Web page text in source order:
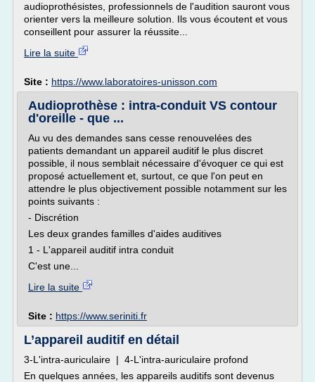
audioprothésistes, professionnels de l'audition sauront vous
orienter vers la meilleure solution. Ils vous écoutent et vous
conseillent pour assurer la réussite...
Lire la suite
Site : https://www.laboratoires-unisson.com
Audioprothèse : intra-conduit VS contour
d'oreille - que ...
Au vu des demandes sans cesse renouvelées des
patients demandant un appareil auditif le plus discret
possible, il nous semblait nécessaire d'évoquer ce qui est
proposé actuellement et, surtout, ce que l'on peut en
attendre le plus objectivement possible notamment sur les
points suivants :
- Discrétion
Les deux grandes familles d'aides auditives
1 - L'appareil auditif intra conduit
C'est une...
Lire la suite
Site : https://www.seriniti.fr
L’appareil auditif en détail
3-L'intra-auriculaire | 4-L'intra-auriculaire profond
En quelques années, les appareils auditifs sont devenus